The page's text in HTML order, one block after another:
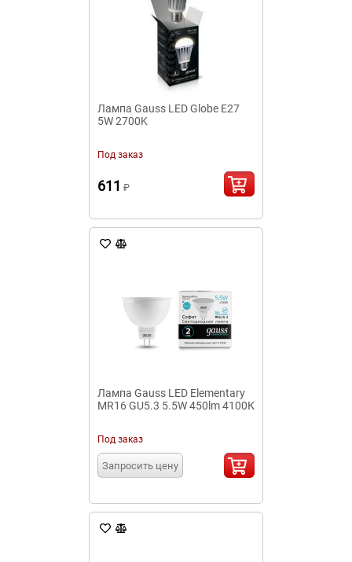
Лампа Gauss LED Globe Е27
5W 2700K
Под заказ
611 ₽
Лампа Gauss LED Elementary
MR16 GU5.3 5.5W 450lm 4100К
Под заказ
Запросить цену